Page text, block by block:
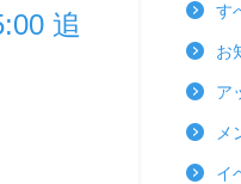
追
す
お
ア
メ
イ